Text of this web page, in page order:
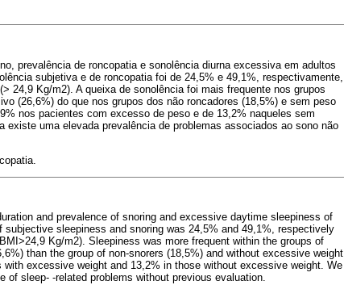
prevalência de roncopatia e sonolência diurna excessiva em adultos
subjetiva e de roncopatia foi de 24,5% e 49,1%, respectivamente,
24,9 Kg/m2). A queixa de sonolência foi mais frequente nos grupos
(26,6%) do que nos grupos dos não roncadores (18,5%) e sem peso
nos pacientes com excesso de peso e de 13,2% naqueles sem
uma elevada prevalência de problemas associados ao sono não
and prevalence of snoring and excessive daytime sleepiness of
sleepiness and snoring was 24,5% and 49,1%, respectively
Kg/m2). Sleepiness was more frequent within the groups of
than the group of non-snorers (18,5%) and without excessive weight
excessive weight and 13,2% in those without excessive weight. We
sleep- -related problems without previous evaluation.